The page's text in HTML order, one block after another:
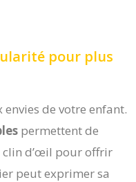
pour plus
envies de votre enfant.
permettent de
clin d’œil pour offrir
peut exprimer sa